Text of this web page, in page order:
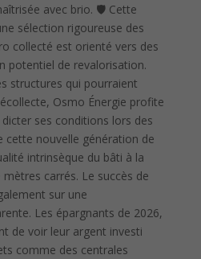
avec brio. 🛡️ Cette
sélection rigoureuse des
collecté est orienté vers des
potentiel de revalorisation.
structures qui pourraient
Osmo Énergie profite
ses conditions lors des
cette nouvelle génération de
intrinsèque du bâti à la
carrés. Le succès de
sur une
Les épargnants de 2026,
de voir leur argent investi
comme des centrales